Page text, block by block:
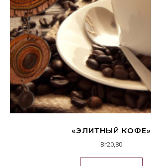
«ЭЛИТНЫЙ КОФЕ»
Br20,80